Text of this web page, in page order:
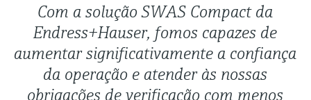
Com a solução SWAS Compact da
Endress+Hauser, fomos capazes de
aumentar significativamente a confiança
da operação e atender às nossas
obrigações de verificação com menos